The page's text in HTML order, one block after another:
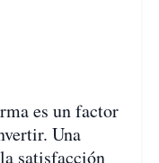
es un factor
Una
satisfacción